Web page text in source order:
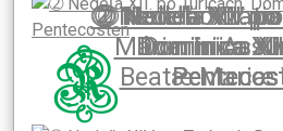
➁ Nedeľa XI.
Dominica
⓵
Márie. In
Beatæ Mariæ
➁ Nedeľa XII.
Dominica
➁ Nedeľa XIII.
Dominica
➁ Nedeľa XIV.
Dominica